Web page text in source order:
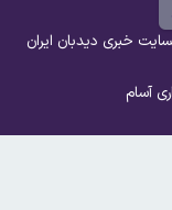
خبری دیدبان ایران
آسام